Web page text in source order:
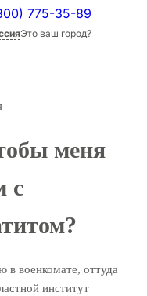
775-35-89
Это ваш город?
меня
с
в военкомате, оттуда
институт